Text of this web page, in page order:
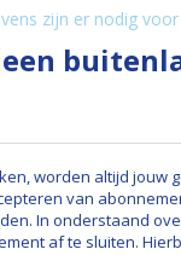
zijn er nodig
worden altijd jouw
van
In onderstaand
af te sluiten.